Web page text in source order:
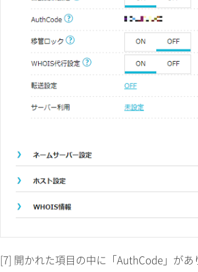
[7] 開かれた項目の中に「AuthCode」があ